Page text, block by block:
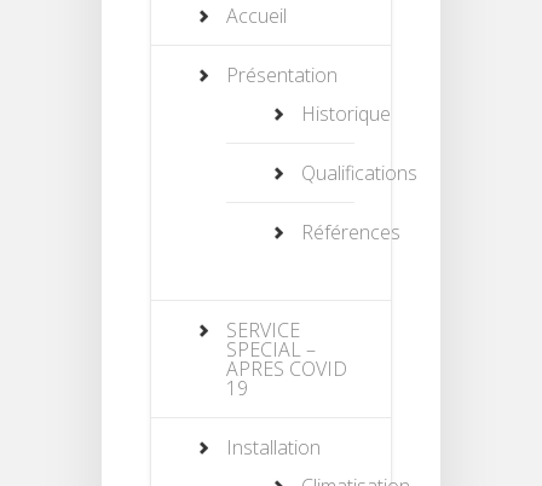
Accueil
Présentation
Historique
Qualifications
Références
SERVICE
SPECIAL –
APRES COVID
19
Installation